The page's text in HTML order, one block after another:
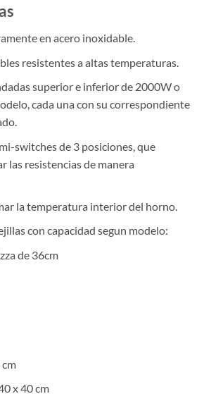
en acero inoxidable.
resistentes a altas temperaturas.
superior e inferior de 2000W o
cada una con su correspondiente
switches de 3 posiciones, que
las resistencias de manera
la temperatura interior del horno.
con capacidad segun modelo:
de 36cm
x 40 cm